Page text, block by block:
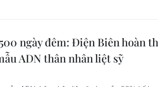
ngày đêm: Điện Biên hoàn
ADN thân nhân liệt sỹ